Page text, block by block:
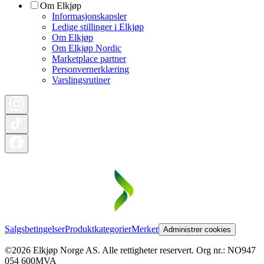
Om Elkjøp
Informasjonskapsler
Ledige stillinger i Elkjøp
Om Elkjøp
Om Elkjøp Nordic
Marketplace partner
Personvernerklæring
Varslingsrutiner
SalgsbetingelserProduktkategorierMerker Administrer cookies
©2026 Elkjøp Norge AS. Alle rettigheter reservert. Org nr.: NO947
054 600MVA